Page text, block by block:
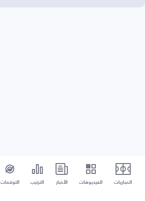
المباريات الفيديوهات الأخبار الترتيب التوقعات